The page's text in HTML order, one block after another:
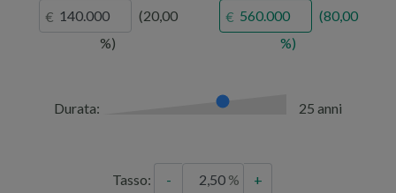
20,00 80,00
Durata: 25 anni
Tasso: - +